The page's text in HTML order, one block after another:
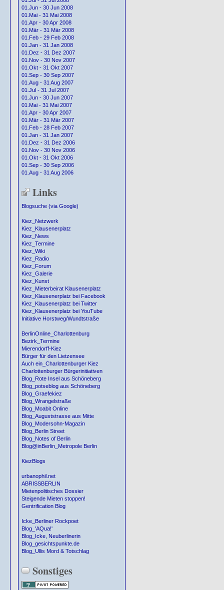
01.Jun - 30 Jun 2008
01.Mai - 31 Mai 2008
01.Apr - 30 Apr 2008
01.Mär - 31 Mär 2008
01.Feb - 29 Feb 2008
01.Jan - 31 Jan 2008
01.Dez - 31 Dez 2007
01.Nov - 30 Nov 2007
01.Okt - 31 Okt 2007
01.Sep - 30 Sep 2007
01.Aug - 31 Aug 2007
01.Jul - 31 Jul 2007
01.Jun - 30 Jun 2007
01.Mai - 31 Mai 2007
01.Apr - 30 Apr 2007
01.Mär - 31 Mär 2007
01.Feb - 28 Feb 2007
01.Jan - 31 Jan 2007
01.Dez - 31 Dez 2006
01.Nov - 30 Nov 2006
01.Okt - 31 Okt 2006
01.Sep - 30 Sep 2006
01.Aug - 31 Aug 2006
Links
Blogsuche (via Google)
Kiez_Netzwerk
Kiez_Klausenerplatz
Kiez_News
Kiez_Termine
Kiez_Wiki
Kiez_Radio
Kiez_Forum
Kiez_Galerie
Kiez_Kunst
Kiez_Mieterbeirat Klausenerplatz
Kiez_Klausenerplatz bei Facebook
Kiez_Klausenerplatz bei Twitter
Kiez_Klausenerplatz bei YouTube
Initiative Horstweg/Wundtstraße
BerlinOnline_Charlottenburg
Bezirk_Termine
Mierendorff-Kiez
Bürger für den Lietzensee
Auch ein_Charlottenburger Kiez
Charlottenburger Bürgerinitiativen
Blog_Rote Insel aus Schöneberg
Blog_potseblog aus Schöneberg
Blog_Graefekiez
Blog_Wrangelstraße
Blog_Moabit Online
Blog_Auguststrasse aus Mitte
Blog_Modersohn-Magazin
Blog_Berlin Street
Blog_Notes of Berlin
Blog@inBerlin_Metropole Berlin
KiezBlogs
urbanophil.net
ABRISSBERLIN
Mietenpolitisches Dossier
Steigende Mieten stoppen!
Gentrification Blog
Icke_Berliner Rockpoet
Blog_'AQua!'
Blog_Icke, Neuberlinerin
Blog_gesichtspunkte.de
Blog_Ullis Mord & Totschlag
Sonstiges